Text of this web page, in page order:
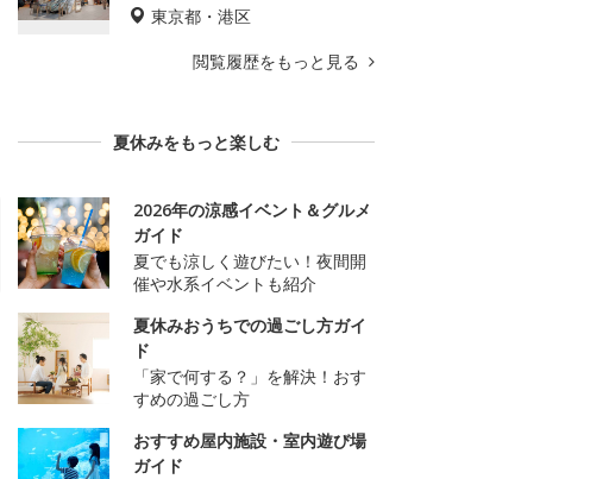
東京都・港区
閲覧履歴をもっと見る
夏休みをもっと楽しむ
2026年の涼感イベント＆グルメ
ガイド
夏でも涼しく遊びたい！夜間開
催や水系イベントも紹介
夏休みおうちでの過ごし方ガイ
ド
「家で何する？」を解決！おす
すめの過ごし方
おすすめ屋内施設・室内遊び場
ガイド